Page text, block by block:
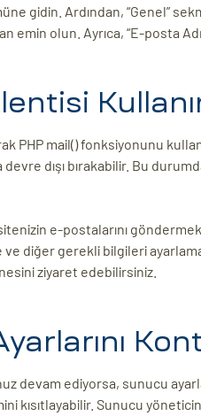
gidin. Ardından, “Genel”
emin olun. Ayrıca, “E-posta
PHP mail() fonksiyonunu
dışı bırakabilir. Bu
e-postalarını
ve diğer gerekli bilgileri
ziyaret edebilirsiniz.
devam ediyorsa, sunucu
kısıtlayabilir. Sunucu